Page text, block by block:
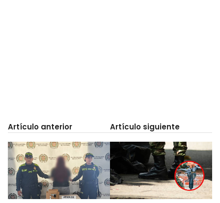
Artículo anterior Artículo siguiente